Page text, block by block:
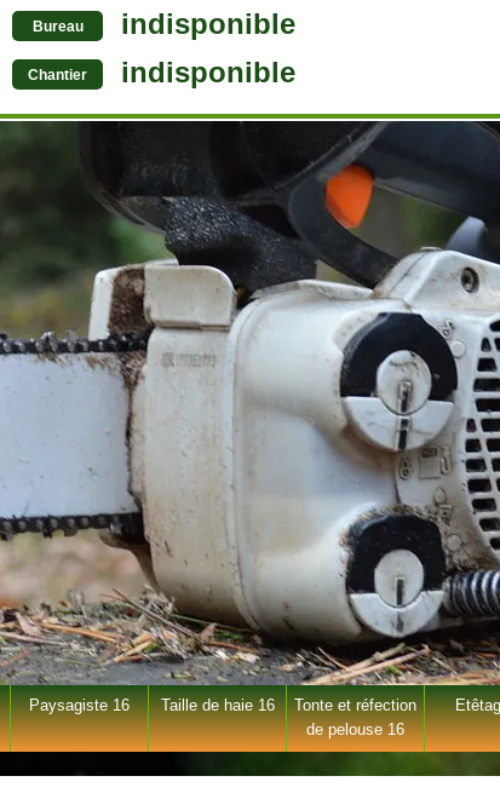
Bureau indisponible
Chantier indisponible
Paysagiste 16 Taille de haie 16
Tonte et réfection
de pelouse 16